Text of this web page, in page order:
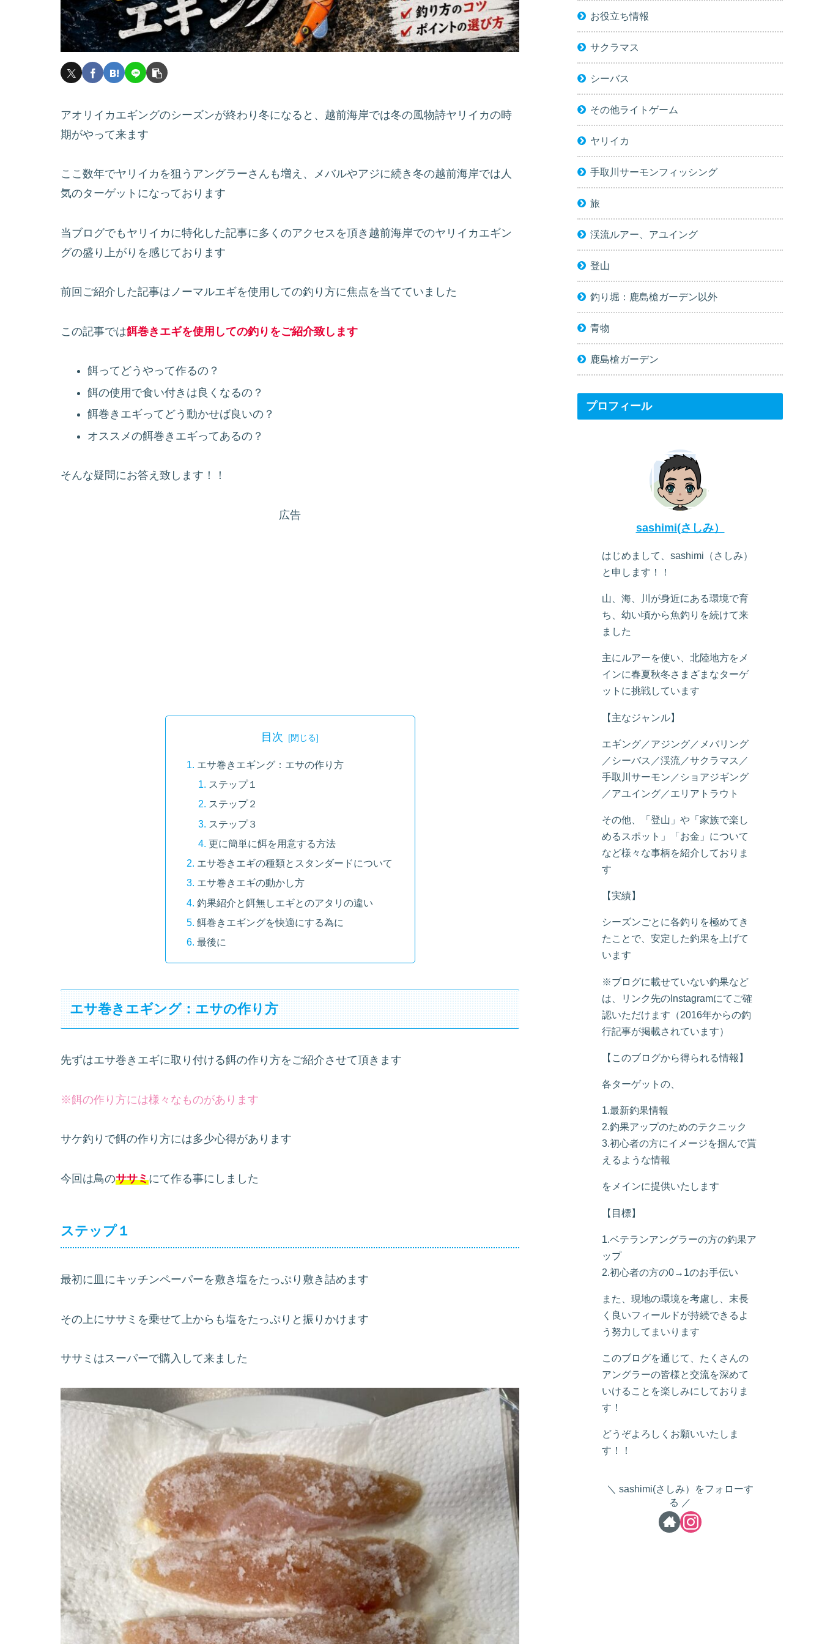
アオリイカエギングのシーズンが終わり冬になると、越前海岸では冬の風物詩ヤリイカの時
期がやって来ます
ここ数年でヤリイカを狙うアングラーさんも増え、メバルやアジに続き冬の越前海岸では人
気のターゲットになっております
当ブログでもヤリイカに特化した記事に多くのアクセスを頂き越前海岸でのヤリイカエギン
グの盛り上がりを感じております
前回ご紹介した記事はノーマルエギを使用しての釣り方に焦点を当てていました
この記事では餌巻きエギを使用しての釣りをご紹介致します
餌ってどうやって作るの？
餌の使用で食い付きは良くなるの？
餌巻きエギってどう動かせば良いの？
オススメの餌巻きエギってあるの？
そんな疑問にお答え致します！！
広告
目次
エサ巻きエギング：エサの作り方
ステップ１
ステップ２
ステップ３
更に簡単に餌を用意する方法
エサ巻きエギの種類とスタンダードについて
エサ巻きエギの動かし方
釣果紹介と餌無しエギとのアタリの違い
餌巻きエギングを快適にする為に
最後に
エサ巻きエギング：エサの作り方
先ずはエサ巻きエギに取り付ける餌の作り方をご紹介させて頂きます
※餌の作り方には様々なものがあります
サケ釣りで餌の作り方には多少心得があります
今回は鳥のササミにて作る事にしました
ステップ１
最初に皿にキッチンペーパーを敷き塩をたっぷり敷き詰めます
その上にササミを乗せて上からも塩をたっぷりと振りかけます
ササミはスーパーで購入して来ました
お役立ち情報
サクラマス
シーバス
その他ライトゲーム
ヤリイカ
手取川サーモンフィッシング
旅
渓流ルアー、アユイング
登山
釣り堀：鹿島槍ガーデン以外
青物
鹿島槍ガーデン
プロフィール
sashimi(さしみ）
はじめまして、sashimi（さしみ）
と申します！！
山、海、川が身近にある環境で育
ち、幼い頃から魚釣りを続けて来
ました
主にルアーを使い、北陸地方をメ
インに春夏秋冬さまざまなターゲ
ットに挑戦しています
【主なジャンル】
エギング／アジング／メバリング
／シーバス／渓流／サクラマス／
手取川サーモン／ショアジギング
／アユイング／エリアトラウト
その他、「登山」や「家族で楽し
めるスポット」「お金」について
など様々な事柄を紹介しておりま
す
【実績】
シーズンごとに各釣りを極めてき
たことで、安定した釣果を上げて
います
※ブログに載せていない釣果など
は、リンク先のInstagramにてご確
認いただけます（2016年からの釣
行記事が掲載されています）
【このブログから得られる情報】
各ターゲットの、
1.最新釣果情報
2.釣果アップのためのテクニック
3.初心者の方にイメージを掴んで貰
えるような情報
をメインに提供いたします
【目標】
1.ベテランアングラーの方の釣果ア
ップ
2.初心者の方の0→1のお手伝い
また、現地の環境を考慮し、末長
く良いフィールドが持続できるよ
う努力してまいります
このブログを通じて、たくさんの
アングラーの皆様と交流を深めて
いけることを楽しみにしておりま
す！
どうぞよろしくお願いいたしま
す！！
sashimi(さしみ）をフォローす
る